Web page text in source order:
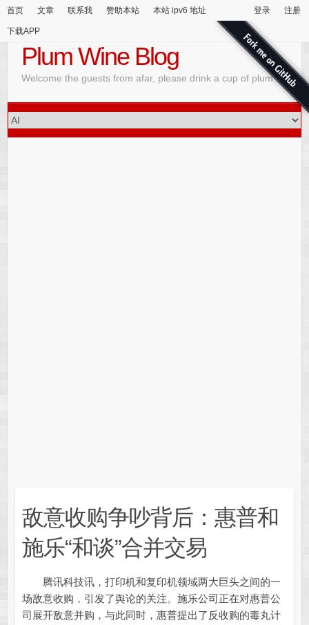
首页 文章 联系我 赞助本站 本站 ipv6 地址
下载APP
登录 注册
Plum Wine Blog
Welcome the guests from afar, please drink a cup of plum wine
敌意收购争吵背后：惠普和
施乐“和谈”合并交易
腾讯科技讯，打印机和复印机领域两大巨头之间的一
场敌意收购，引发了舆论的关注。施乐公司正在对惠普公
司展开敌意并购，与此同时，惠普提出了反收购的毒丸计